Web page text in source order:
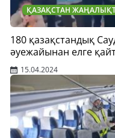
ҚАЗАҚСТАН
180 қазақстандық
әуежайынан елге
15.04.2024